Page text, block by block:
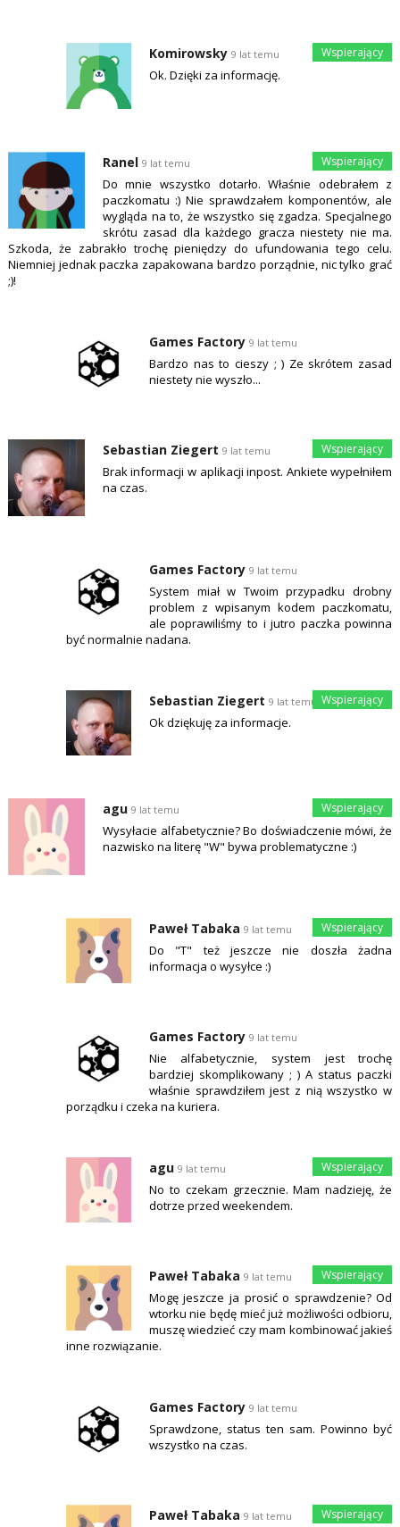
Komirowsky 9 lat temu
Ok. Dzięki za informację.
Ranel 9 lat temu
Do mnie wszystko dotarło. Właśnie odebrałem z
paczkomatu :) Nie sprawdzałem komponentów, ale
wygląda na to, że wszystko się zgadza. Specjalnego
skrótu zasad dla każdego gracza niestety nie ma.
Szkoda, że zabrakło trochę pieniędzy do ufundowania tego celu.
Niemniej jednak paczka zapakowana bardzo porządnie, nic tylko grać
;)!
Games Factory 9 lat temu
Bardzo nas to cieszy ; ) Ze skrótem zasad
niestety nie wyszło...
Sebastian Ziegert 9 lat temu
Brak informacji w aplikacji inpost. Ankiete wypełniłem
na czas.
Games Factory 9 lat temu
System miał w Twoim przypadku drobny
problem z wpisanym kodem paczkomatu,
ale poprawiliśmy to i jutro paczka powinna
być normalnie nadana.
Sebastian Ziegert 9 lat temu
Ok dziękuję za informacje.
agu 9 lat temu
Wysyłacie alfabetycznie? Bo doświadczenie mówi, że
nazwisko na literę "W" bywa problematyczne :)
Paweł Tabaka 9 lat temu
Do "T" też jeszcze nie doszła żadna
informacja o wysyłce :)
Games Factory 9 lat temu
Nie alfabetycznie, system jest trochę
bardziej skomplikowany ; ) A status paczki
właśnie sprawdziłem jest z nią wszystko w
porządku i czeka na kuriera.
agu 9 lat temu
No to czekam grzecznie. Mam nadzieję, że
dotrze przed weekendem.
Paweł Tabaka 9 lat temu
Mogę jeszcze ja prosić o sprawdzenie? Od
wtorku nie będę mieć już możliwości odbioru,
muszę wiedzieć czy mam kombinować jakieś
inne rozwiązanie.
Games Factory 9 lat temu
Sprawdzone, status ten sam. Powinno być
wszystko na czas.
Paweł Tabaka 9 lat temu